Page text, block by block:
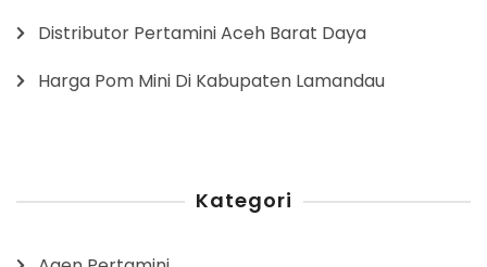
Distributor Pertamini Aceh Barat Daya
Harga Pom Mini Di Kabupaten Lamandau
Kategori